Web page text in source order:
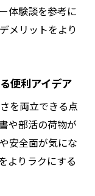
体験談を参考に
メリットをより
便利アイデア
を両立できる点
や部活の荷物が
安全面が気にな
よりラクにする